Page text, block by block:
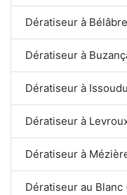
Dératiseur à
Dératiseur à
Dératiseur à
Dératiseur à
Dératiseur à
Dératiseur au Blanc